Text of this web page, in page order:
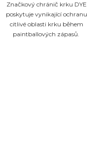
Značkový chránič krku DYE
poskytuje vynikající ochranu
citlivé oblasti krku během
paintballových zápasů.